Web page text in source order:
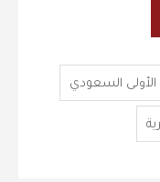
الأولى السعودي